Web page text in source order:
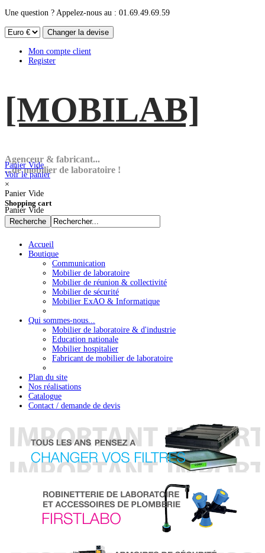
Une question ? Appelez-nous au : 01.69.49.69.59
Mon compte client
Register
[MOBILAB]
Agenceur & fabricant...
...de mobilier de laboratoire !
Panier Vide
Voir le panier
×
Panier Vide
Shopping cart
Panier Vide
Accueil
Boutique
Communication
Mobilier de laboratoire
Mobilier de réunion & collectivité
Mobilier de sécurité
Mobilier ExAO & Informatique
Qui sommes-nous...
Mobilier de laboratoire & d'industrie
Education nationale
Mobilier hospitalier
Fabricant de mobilier de laboratoire
Plan du site
Nos réalisations
Catalogue
Contact / demande de devis